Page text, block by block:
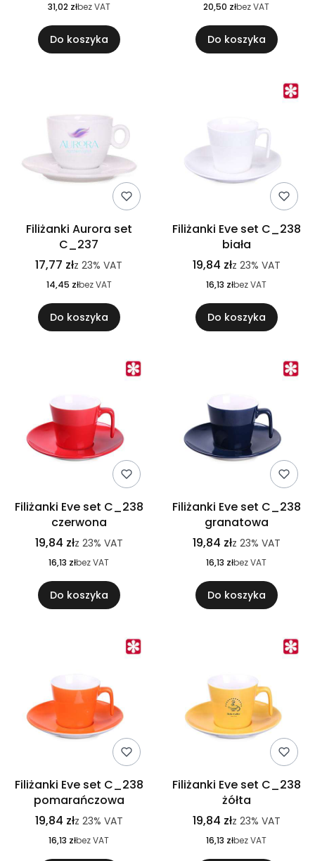
31,02 złbez VAT
Do koszyka
20,50 złbez VAT
Do koszyka
Filiżanki Aurora set
C_237
17,77 złz 23% VAT
14,45 złbez VAT
Do koszyka
Filiżanki Eve set C_238
biała
19,84 złz 23% VAT
16,13 złbez VAT
Do koszyka
Filiżanki Eve set C_238
czerwona
19,84 złz 23% VAT
16,13 złbez VAT
Do koszyka
Filiżanki Eve set C_238
granatowa
19,84 złz 23% VAT
16,13 złbez VAT
Do koszyka
Filiżanki Eve set C_238
pomarańczowa
19,84 złz 23% VAT
16,13 złbez VAT
Filiżanki Eve set C_238
żółta
19,84 złz 23% VAT
16,13 złbez VAT